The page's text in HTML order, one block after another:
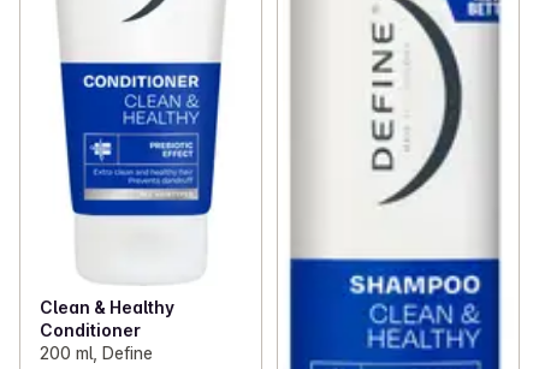
Clean & Healthy
Conditioner
200 ml, Define